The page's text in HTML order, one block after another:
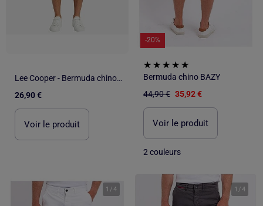
Lee Cooper - Bermuda chino homme
26,90 €
Voir le produit
-20%
Bermuda chino BAZY
44,90 € 35,92 €
Voir le produit
2 couleurs
1 /4 1 /4